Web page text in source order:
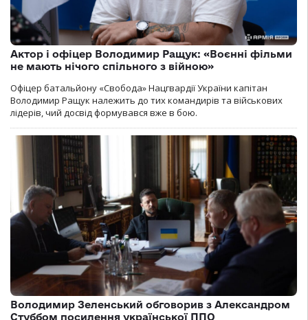
Актор і офіцер Володимир Ращук: «Воєнні фільми
не мають нічого спільного з війною»
Офіцер батальйону «Свобода» Нацгвардії України капітан
Володимир Ращук належить до тих командирів та військових
лідерів, чий досвід формувався вже в бою.
Володимир Зеленський обговорив з Александром
Стуббом посилення української ППО